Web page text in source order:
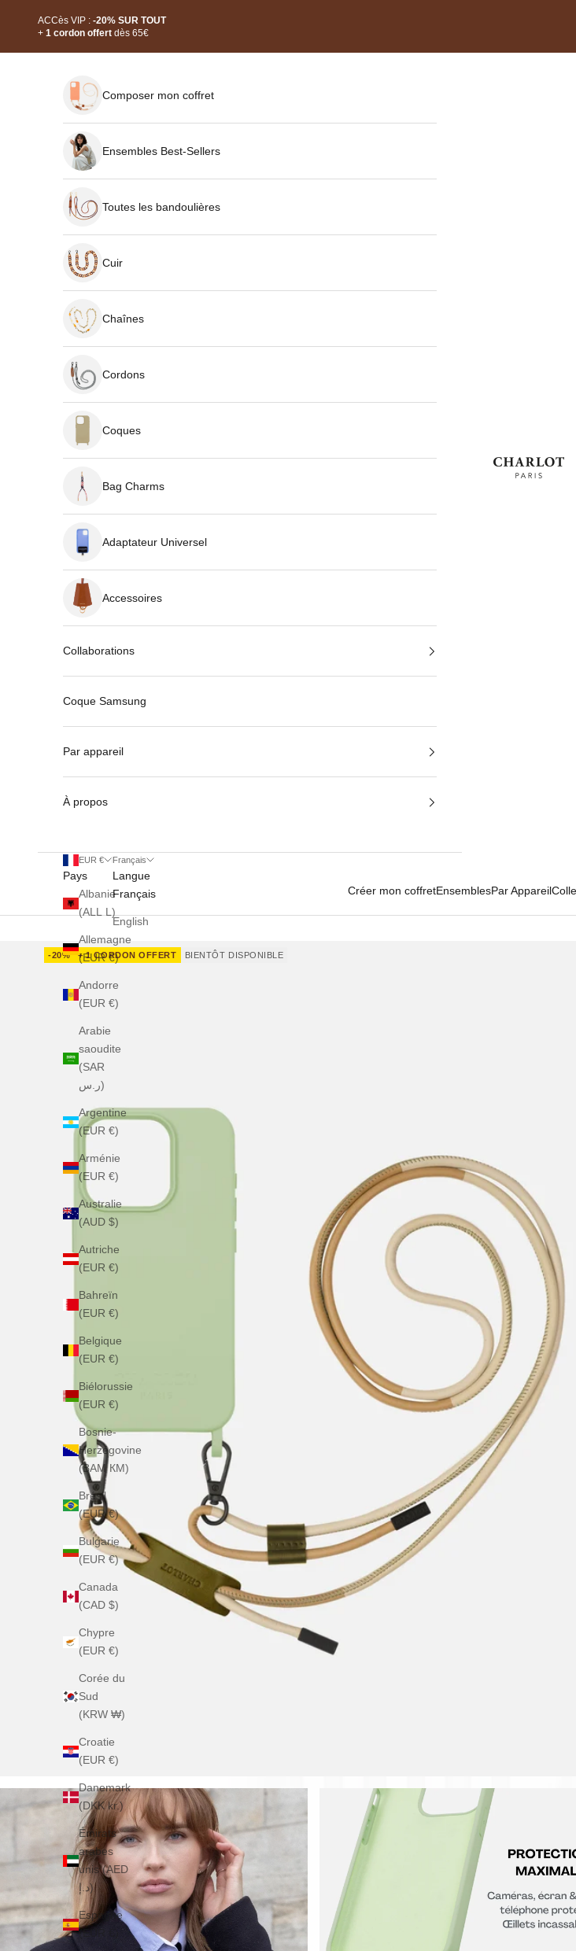
ACCès VIP : -20% SUR TOUT
+ 1 cordon offert dès 65€
CHARLOT · Paris
Créer mon coffretEnsemblesPar Appareil
Composer mon coffret
Ensembles Best-Sellers
Toutes les bandoulières
Cuir
Chaînes
Cordons
Coques
Bag Charms
Adaptateur Universel
Accessoires
Collaborations
Coque Samsung
Par appareil
À propos
EUR €
Pays
Albanie
(ALL L)
Allemagne
(EUR €)
Andorre
(EUR €)
Arabie
saoudite
(SAR
ر.س)
Argentine
(EUR €)
Arménie
(EUR €)
Australie
(AUD $)
Autriche
(EUR €)
Bahreïn
(EUR €)
Belgique
(EUR €)
Biélorussie
(EUR €)
Bosnie-
Herzégovine
(BAM КМ)
Brésil
(EUR €)
Bulgarie
(EUR €)
Canada
(CAD $)
Chypre
(EUR €)
Corée du
Sud
(KRW ₩)
Croatie
(EUR €)
Danemark
(DKK kr.)
Émirats
arabes
unis (AED
د.إ)
Espagne
(EUR €)
Français
Langue
Français
English
-20% + 1 CORDON OFFERT BIENTÔT DISPONIBLE